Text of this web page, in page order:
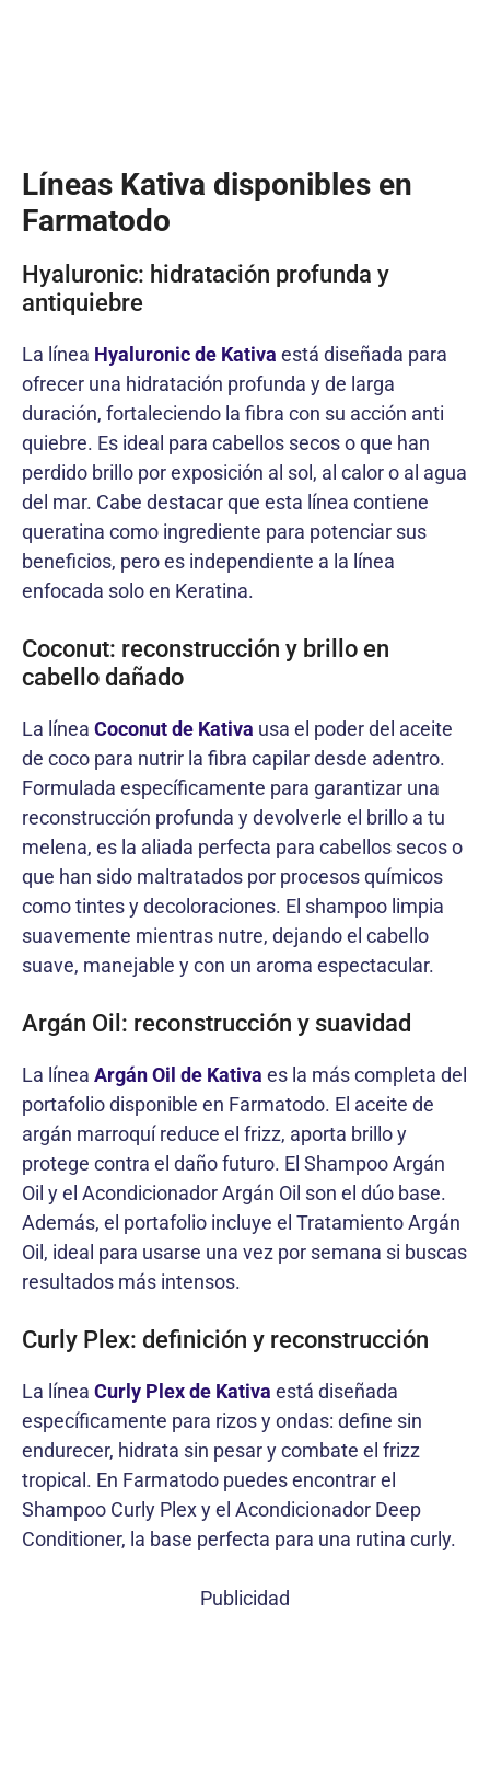
Líneas Kativa disponibles en
Farmatodo
Hyaluronic: hidratación profunda y
antiquiebre
La línea Hyaluronic de Kativa está diseñada para
ofrecer una hidratación profunda y de larga
duración, fortaleciendo la fibra con su acción anti
quiebre. Es ideal para cabellos secos o que han
perdido brillo por exposición al sol, al calor o al agua
del mar. Cabe destacar que esta línea contiene
queratina como ingrediente para potenciar sus
beneficios, pero es independiente a la línea
enfocada solo en Keratina.
Coconut: reconstrucción y brillo en
cabello dañado
La línea Coconut de Kativa usa el poder del aceite
de coco para nutrir la fibra capilar desde adentro.
Formulada específicamente para garantizar una
reconstrucción profunda y devolverle el brillo a tu
melena, es la aliada perfecta para cabellos secos o
que han sido maltratados por procesos químicos
como tintes y decoloraciones. El shampoo limpia
suavemente mientras nutre, dejando el cabello
suave, manejable y con un aroma espectacular.
Argán Oil: reconstrucción y suavidad
La línea Argán Oil de Kativa es la más completa del
portafolio disponible en Farmatodo. El aceite de
argán marroquí reduce el frizz, aporta brillo y
protege contra el daño futuro. El Shampoo Argán
Oil y el Acondicionador Argán Oil son el dúo base.
Además, el portafolio incluye el Tratamiento Argán
Oil, ideal para usarse una vez por semana si buscas
resultados más intensos.
Curly Plex: definición y reconstrucción
La línea Curly Plex de Kativa está diseñada
específicamente para rizos y ondas: define sin
endurecer, hidrata sin pesar y combate el frizz
tropical. En Farmatodo puedes encontrar el
Shampoo Curly Plex y el Acondicionador Deep
Conditioner, la base perfecta para una rutina curly.
Publicidad